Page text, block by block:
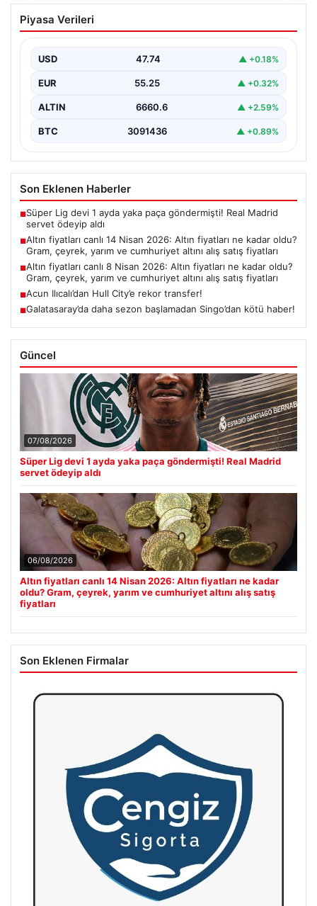
Altın fiyatları canlı 14 Nisan 2026: Altın
fiyatları ne kadar oldu? Gram, çeyrek,
fiyatları
Piyasa Verileri
USD 47.74 ▲ +0.18%
EUR 55.25 ▲ +0.32%
ALTIN 6660.6 ▲ +2.59%
BTC 3091436 ▲ +0.89%
Son Eklenen Haberler
■Süper Lig devi 1 ayda yaka paça göndermişti! Real Madrid
servet ödeyip aldı
■Altın fiyatları canlı 14 Nisan 2026: Altın fiyatları ne kadar oldu?
Gram, çeyrek, yarım ve cumhuriyet altını alış satış fiyatları
■Altın fiyatları canlı 8 Nisan 2026: Altın fiyatları ne kadar oldu?
Gram, çeyrek, yarım ve cumhuriyet altını alış satış fiyatları
■Acun Ilıcalı’dan Hull City’e rekor transfer!
■Galatasaray’da daha sezon başlamadan Singo’dan kötü haber!
Güncel
07/08/2026
Süper Lig devi 1 ayda yaka paça göndermişti! Real Madrid
servet ödeyip aldı
06/08/2026
Altın fiyatları canlı 14 Nisan 2026: Altın fiyatları ne kadar
oldu? Gram, çeyrek, yarım ve cumhuriyet altını alış satış
fiyatları
Son Eklenen Firmalar